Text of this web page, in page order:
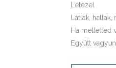
Létezel
Látlak,
Ha melletted
Együtt